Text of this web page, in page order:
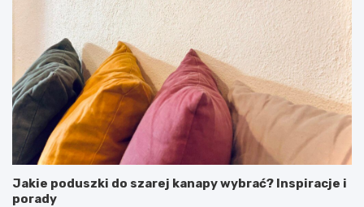
Jakie poduszki do szarej kanapy wybrać? Inspiracje i
porady